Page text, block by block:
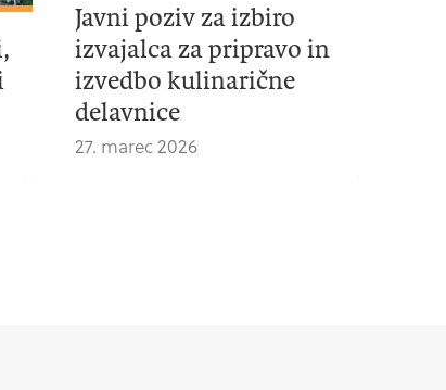
Javni poziv za izbiro
izvajalca za pripravo in
izvedbo kulinarične
delavnice
27. marec 2026